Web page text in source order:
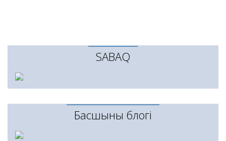
SABAQ
Басшының блогі